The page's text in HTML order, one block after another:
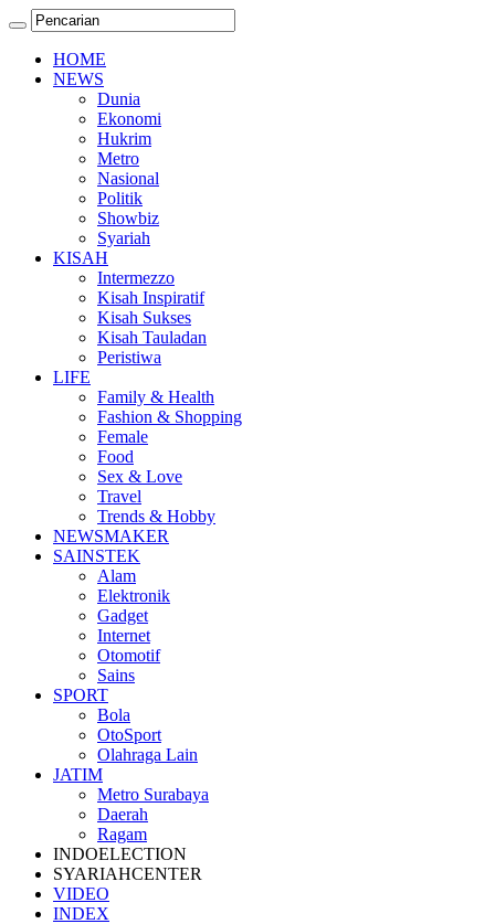
HOME
NEWS
Dunia
Ekonomi
Hukrim
Metro
Nasional
Politik
Showbiz
Syariah
KISAH
Intermezzo
Kisah Inspiratif
Kisah Sukses
Kisah Tauladan
Peristiwa
LIFE
Family & Health
Fashion & Shopping
Female
Food
Sex & Love
Travel
Trends & Hobby
NEWSMAKER
SAINSTEK
Alam
Elektronik
Gadget
Internet
Otomotif
Sains
SPORT
Bola
OtoSport
Olahraga Lain
JATIM
Metro Surabaya
Daerah
Ragam
INDOELECTION
SYARIAHCENTER
VIDEO
INDEX